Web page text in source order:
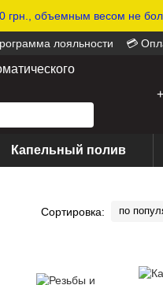
объемным весом не
лояльности
💳
Капельный полив
Сортировка: по